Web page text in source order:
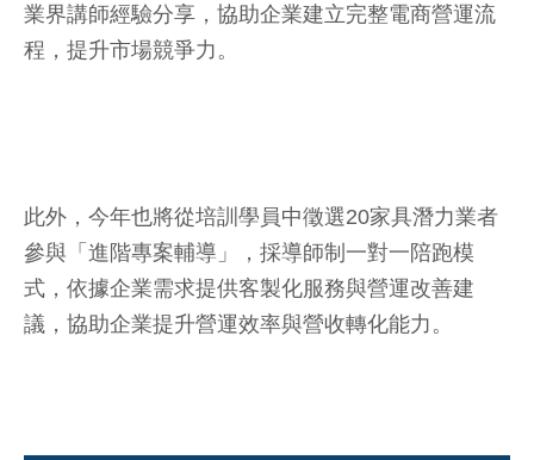
業界講師經驗分享，協助企業建立完整電商營運流
程，提升市場競爭力。
此外，今年也將從培訓學員中徵選20家具潛力業者
參與「進階專案輔導」，採導師制一對一陪跑模
式，依據企業需求提供客製化服務與營運改善建
議，協助企業提升營運效率與營收轉化能力。